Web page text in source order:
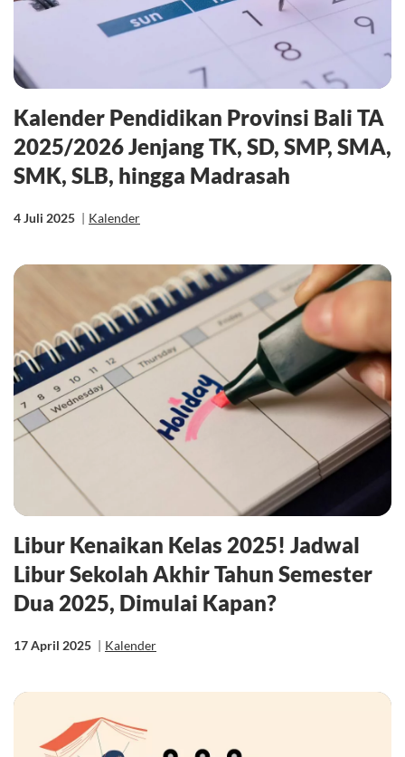
Kalender Pendidikan Provinsi Bali TA
2025/2026 Jenjang TK, SD, SMP, SMA,
SMK, SLB, hingga Madrasah
4 Juli 2025 | Kalender
Libur Kenaikan Kelas 2025! Jadwal
Libur Sekolah Akhir Tahun Semester
Dua 2025, Dimulai Kapan?
17 April 2025 | Kalender